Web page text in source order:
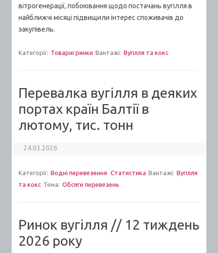
вітрогенерації, побоювання щодо постачань вугілля в
найближчі місяці підвищили інтерес споживачів до
закупівель.
Категорії: Товарні ринки Вантажі: Вугілля та кокс
Перевалка вугілля в деяких
портах країн Балтії в
лютому, тис. тонн
24.03.2026
Категорії: Водні перевезення Статистика Вантажі: Вугілля
та кокс Тема: Обсяги перевезень
Ринок вугілля // 12 тиждень
2026 року